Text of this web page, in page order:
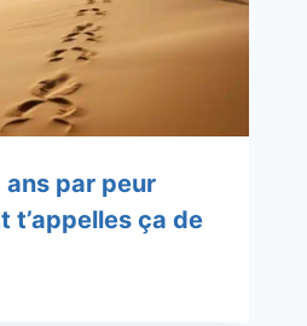
ans par peur
t’appelles ça de